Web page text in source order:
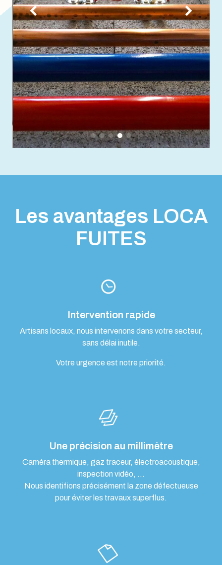
Les avantages LOCA
FUITES
Intervention rapide
Artisans locaux, nous intervenons dans votre secteur,
sans délai inutile.
Votre urgence est notre priorité.
Une précision au millimètre
Caméra thermique, gaz traceur, électroacoustique,
inspection vidéo, …
Nous identifions précisément la zone défectueuse
pour éviter les travaux superflus.